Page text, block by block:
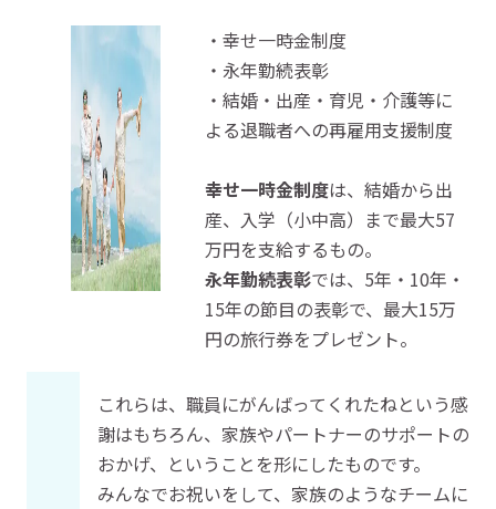
・幸せ一時金制度
・永年勤続表彰
・結婚・出産・育児・介護等に
よる退職者への再雇用支援制度
幸せ一時金制度は、結婚から出
産、入学（小中高）まで最大57
万円を支給するもの。
永年勤続表彰では、5年・10年・
15年の節目の表彰で、最大15万
円の旅行券をプレゼント。
これらは、職員にがんばってくれたねという感
謝はもちろん、家族やパートナーのサポートの
おかげ、ということを形にしたものです。
みんなでお祝いをして、家族のようなチームに